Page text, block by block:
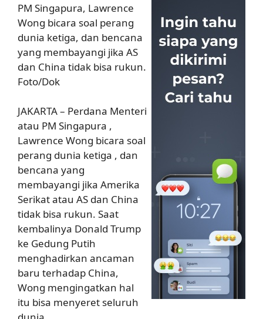
PM Singapura, Lawrence
Wong bicara soal perang
dunia ketiga, dan bencana
yang membayangi jika AS
dan China tidak bisa rukun.
Foto/Dok
JAKARTA – Perdana Menteri
atau PM Singapura ,
Lawrence Wong bicara soal
perang dunia ketiga , dan
bencana yang
membayangi jika Amerika
Serikat atau AS dan China
tidak bisa rukun. Saat
kembalinya Donald Trump
ke Gedung Putih
menghadirkan ancaman
baru terhadap China,
Wong mengingatkan hal
itu bisa menyeret seluruh